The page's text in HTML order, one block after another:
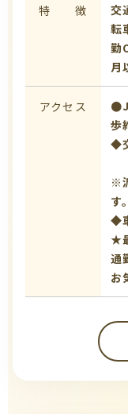
特 徴 交
転
勤
月
アクセス
歩
◆
※
す。
◆
★
通
お